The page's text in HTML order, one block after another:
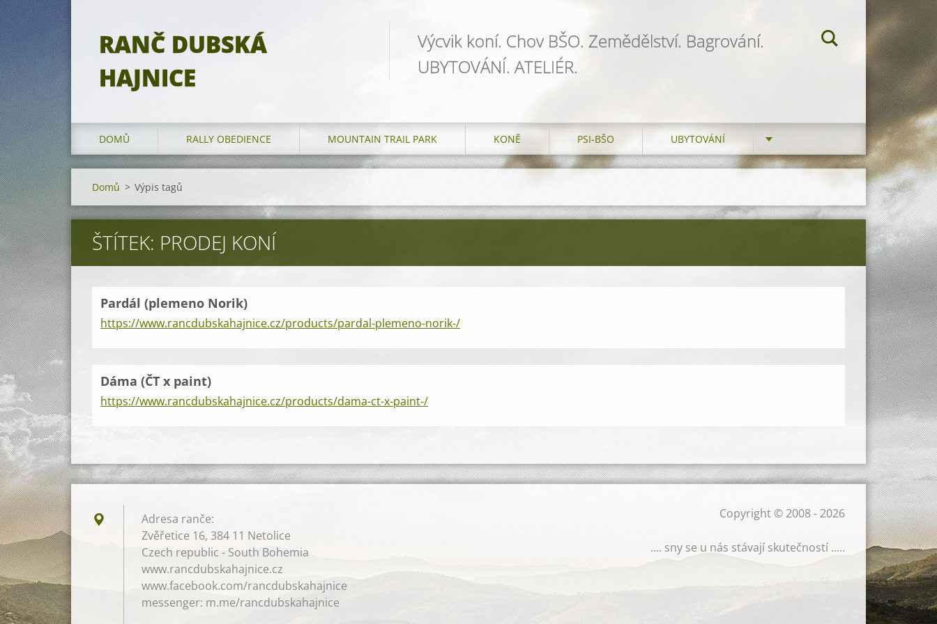
RANČ DUBSKÁ
HAJNICE
Výcvik koní. Chov BŠO. Zemědělství. Bagrování.
UBYTOVÁNÍ. ATELIÉR.
DOMŮ RALLY OBEDIENCE MOUNTAIN TRAIL PARK KONĚ PSI-BŠO UBYTOVÁNÍ
Domů > Výpis tagů
ŠTÍTEK: PRODEJ KONÍ
Pardál (plemeno Norik)
https://www.rancdubskahajnice.cz/products/pardal-plemeno-norik-/
Dáma (ČT x paint)
https://www.rancdubskahajnice.cz/products/dama-ct-x-paint-/
Adresa ranče:
Zvěřetice 16, 384 11 Netolice
Czech republic - South Bohemia
www.rancdubskahajnice.cz
www.facebook.com/rancdubskahajnice
messenger: m.me/rancdubskahajnice
Copyright © 2008 - 2026
.... sny se u nás stávají skutečností .....